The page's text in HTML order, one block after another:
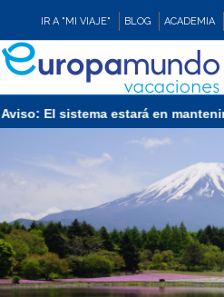
IR A "MI VIAJE" BLOG ACADEMIA
ASIA
El sistema estará en